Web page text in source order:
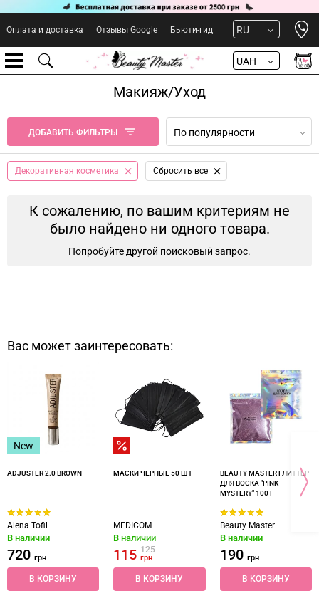
Оплата и доставка Отзывы Google Бьюти-гид RU
UAH
Макияж/Уход
ДОБАВИТЬ ФИЛЬТРЫ По популярности
Декоративная косметика Сбросить все
К сожалению, по вашим критериям не
было найдено ни одного товара.
Попробуйте другой поисковый запрос.
Вас может заинтересовать:
New
ADJUSTER 2.0 BROWN
Alena Tofil
В наличии
720 грн
В КОРЗИНУ
МАСКИ ЧЕРНЫЕ 50 ШТ
MEDICOM
В наличии
115125
грн
В КОРЗИНУ
BEAUTY MASTER ГЛИТТЕР
ДЛЯ ВОСКА "PINK
MYSTERY" 100 Г
Beauty Master
В наличии
190 грн
В КОРЗИНУ